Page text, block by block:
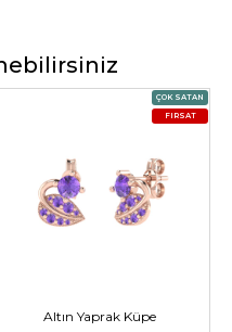
ÇOK SATAN
FIRSAT
Altın Yaprak Küpe